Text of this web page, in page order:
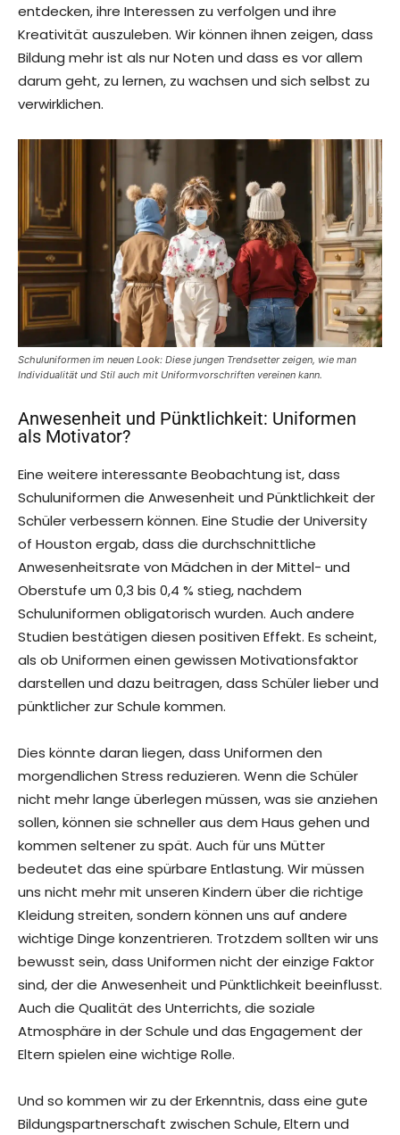
entdecken, ihre Interessen zu verfolgen und ihre
Kreativität auszuleben. Wir können ihnen zeigen, dass
Bildung mehr ist als nur Noten und dass es vor allem
darum geht, zu lernen, zu wachsen und sich selbst zu
verwirklichen.
Schuluniformen im neuen Look: Diese jungen Trendsetter zeigen, wie man
Individualität und Stil auch mit Uniformvorschriften vereinen kann.
Anwesenheit und Pünktlichkeit: Uniformen
als Motivator?
Eine weitere interessante Beobachtung ist, dass
Schuluniformen die Anwesenheit und Pünktlichkeit der
Schüler verbessern können. Eine Studie der University
of Houston ergab, dass die durchschnittliche
Anwesenheitsrate von Mädchen in der Mittel- und
Oberstufe um 0,3 bis 0,4 % stieg, nachdem
Schuluniformen obligatorisch wurden. Auch andere
Studien bestätigen diesen positiven Effekt. Es scheint,
als ob Uniformen einen gewissen Motivationsfaktor
darstellen und dazu beitragen, dass Schüler lieber und
pünktlicher zur Schule kommen.
Dies könnte daran liegen, dass Uniformen den
morgendlichen Stress reduzieren. Wenn die Schüler
nicht mehr lange überlegen müssen, was sie anziehen
sollen, können sie schneller aus dem Haus gehen und
kommen seltener zu spät. Auch für uns Mütter
bedeutet das eine spürbare Entlastung. Wir müssen
uns nicht mehr mit unseren Kindern über die richtige
Kleidung streiten, sondern können uns auf andere
wichtige Dinge konzentrieren. Trotzdem sollten wir uns
bewusst sein, dass Uniformen nicht der einzige Faktor
sind, der die Anwesenheit und Pünktlichkeit beeinflusst.
Auch die Qualität des Unterrichts, die soziale
Atmosphäre in der Schule und das Engagement der
Eltern spielen eine wichtige Rolle.
Und so kommen wir zu der Erkenntnis, dass eine gute
Bildungspartnerschaft zwischen Schule, Eltern und